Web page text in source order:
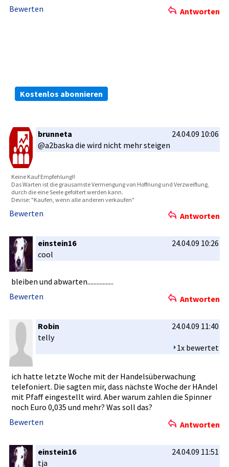
Bewerten
Antworten
Kostenlos abonnieren
brunneta
24.04.09 10:06
@a2baska die wird nicht mehr steigen
Keine Kauf Empfehlung­!!
Das Warten ist die grausamste­ Vermengung­ von Hoffnung und Verzweiflu­ng,
durch die eine Seele gefoltert werden kann.
Devise: "Kaufe­n, wenn alle anderen verkaufen"
Bewerten Antworten
einstein16
24.04.09 10:26
cool
bleiben und abwarten..­..........­.....
Bewerten
Antworten
Robin 24.04.09 11:40
1x bewertet
telly
ich hatte letzte Woche mit der Handelsübe­rwachung
telefonier­t. Die sagten mir, dass nächste Woche der HAndel
mit Pfaff eingestell­t wird. Aber warum zahlen die Spinner
noch Euro 0,035 und mehr? Was soll das?
Bewerten
Antworten
einstein16
24.04.09 11:51
tja